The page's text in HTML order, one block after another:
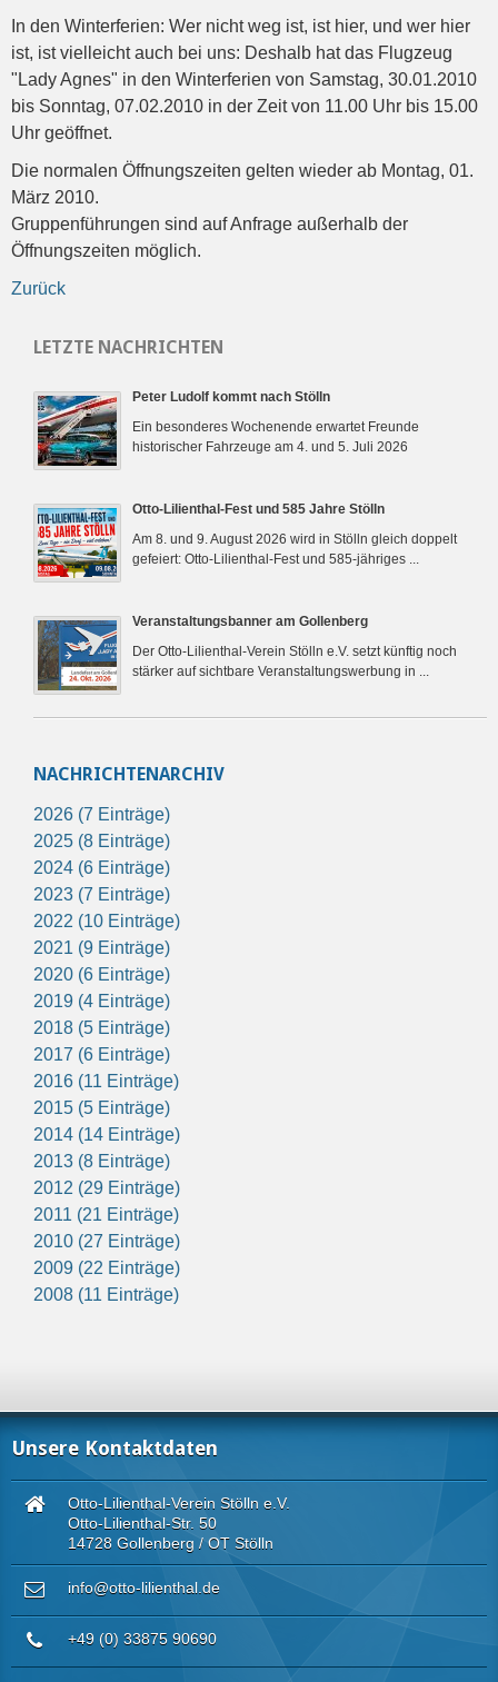
In den Winterferien: Wer nicht weg ist, ist hier, und wer hier
ist, ist vielleicht auch bei uns: Deshalb hat das Flugzeug
"Lady Agnes" in den Winterferien von Samstag, 30.01.2010
bis Sonntag, 07.02.2010 in der Zeit von 11.00 Uhr bis 15.00
Uhr geöffnet.
Die normalen Öffnungszeiten gelten wieder ab Montag, 01.
März 2010.
Gruppenführungen sind auf Anfrage außerhalb der
Öffnungszeiten möglich.
Zurück
LETZTE NACHRICHTEN
Peter Ludolf kommt nach Stölln
Ein besonderes Wochenende erwartet Freunde
historischer Fahrzeuge am 4. und 5. Juli 2026
Otto-Lilienthal-Fest und 585 Jahre Stölln
Am 8. und 9. August 2026 wird in Stölln gleich doppelt
gefeiert: Otto-Lilienthal-Fest und 585-jähriges ...
Veranstaltungsbanner am Gollenberg
Der Otto-Lilienthal-Verein Stölln e.V. setzt künftig noch
stärker auf sichtbare Veranstaltungswerbung in ...
NACHRICHTENARCHIV
2026 (7 Einträge)
2025 (8 Einträge)
2024 (6 Einträge)
2023 (7 Einträge)
2022 (10 Einträge)
2021 (9 Einträge)
2020 (6 Einträge)
2019 (4 Einträge)
2018 (5 Einträge)
2017 (6 Einträge)
2016 (11 Einträge)
2015 (5 Einträge)
2014 (14 Einträge)
2013 (8 Einträge)
2012 (29 Einträge)
2011 (21 Einträge)
2010 (27 Einträge)
2009 (22 Einträge)
2008 (11 Einträge)
Unsere Kontaktdaten
Otto-Lilienthal-Verein Stölln e.V.
Otto-Lilienthal-Str. 50
14728 Gollenberg / OT Stölln
info@otto-lilienthal.de
+49 (0) 33875 90690